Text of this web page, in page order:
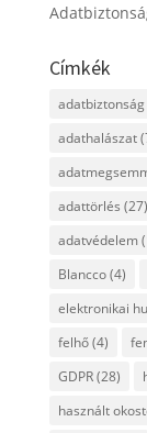
Címkék
adatbiztonság
adathalászat
adattörlés (27)
adatvédelem
Blancco(4)
elektronikai
felhő(4)
GDPR(28)
használt